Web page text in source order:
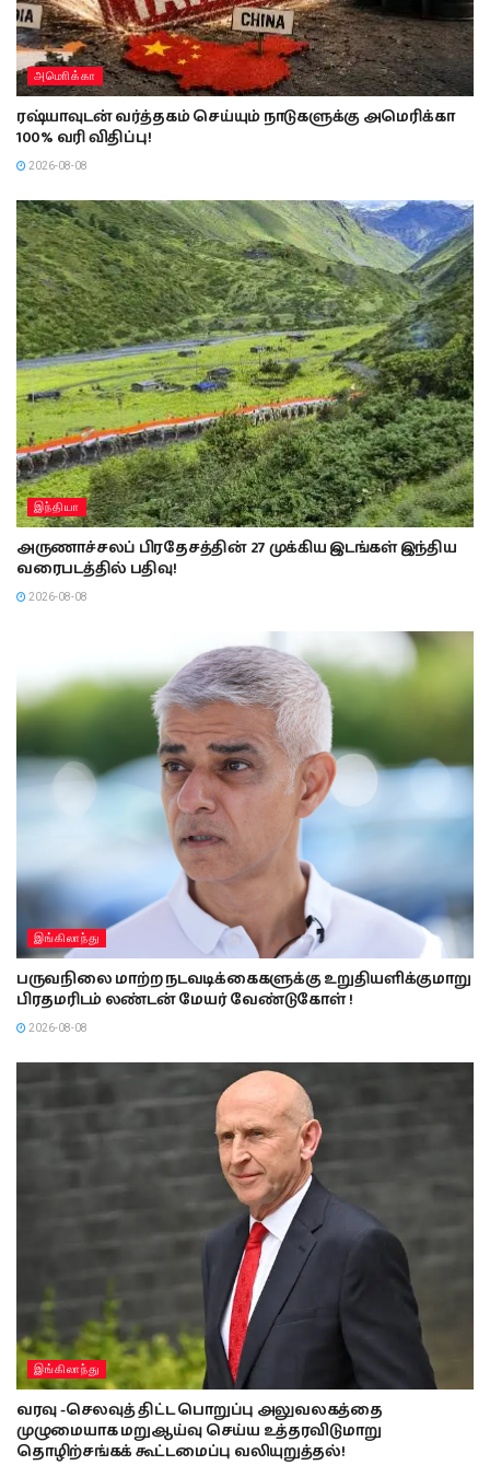
அமொிக்கா
ரஷ்யாவுடன் வர்த்தகம் செய்யும் நாடுகளுக்கு அமெரிக்கா
100% வரி விதிப்பு!
2026-08-08
இந்தியா
அருணாச்சலப் பிரதேசத்தின் 27 முக்கிய இடங்கள் இந்திய
வரைபடத்தில் பதிவு!
2026-08-08
இங்கிலாந்து
பருவநிலை மாற்ற நடவடிக்கைகளுக்கு உறுதியளிக்குமாறு
பிரதமரிடம் லண்டன் மேயர் வேண்டுகோள் !
2026-08-08
இங்கிலாந்து
வரவு -செலவுத் திட்ட பொறுப்பு அலுவலகத்தை
முழுமையாக மறுஆய்வு செய்ய உத்தரவிடுமாறு
தொழிற்சங்கக் கூட்டமைப்பு வலியுறுத்தல்!